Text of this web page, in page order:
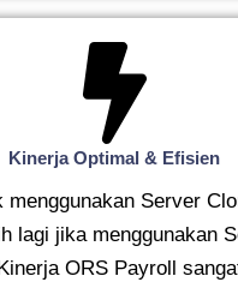
Kinerja Optimal & Efisien
menggunakan Server
lagi jika menggunakan
ORS Payroll